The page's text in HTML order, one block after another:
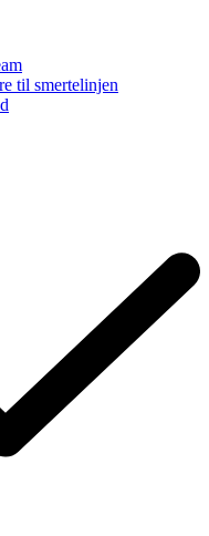
til smertelinjen